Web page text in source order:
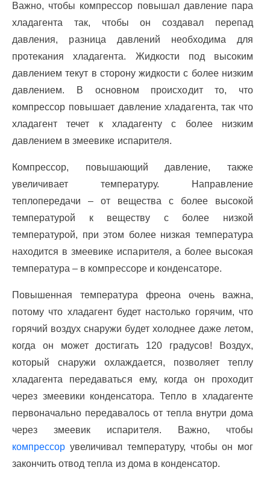
Важно, чтобы компрессор повышал давление пара
хладагента так, чтобы он создавал перепад
давления, разница давлений необходима для
протекания хладагента. Жидкости под высоким
давлением текут в сторону жидкости с более низким
давлением. В основном происходит то, что
компрессор повышает давление хладагента, так что
хладагент течет к хладагенту с более низким
давлением в змеевике испарителя.
Компрессор, повышающий давление, также
увеличивает температуру. Направление
теплопередачи – от вещества с более высокой
температурой к веществу с более низкой
температурой, при этом более низкая температура
находится в змеевике испарителя, а более высокая
температура – в компрессоре и конденсаторе.
Повышенная температура фреона очень важна,
потому что хладагент будет настолько горячим, что
горячий воздух снаружи будет холоднее даже летом,
когда он может достигать 120 градусов! Воздух,
который снаружи охлаждается, позволяет теплу
хладагента передаваться ему, когда он проходит
через змеевики конденсатора. Тепло в хладагенте
первоначально передавалось от тепла внутри дома
через змеевик испарителя. Важно, чтобы
компрессор увеличивал температуру, чтобы он мог
закончить отвод тепла из дома в конденсатор.